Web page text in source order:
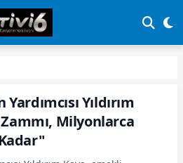
Yıldırım
Milyonlarca